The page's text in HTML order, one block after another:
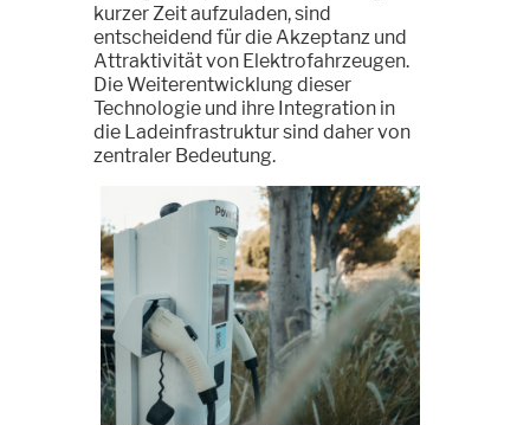
kurzer Zeit aufzuladen, sind
entscheidend für die Akzeptanz und
Attraktivität von Elektrofahrzeugen.
Die Weiterentwicklung dieser
Technologie und ihre Integration in
die Ladeinfrastruktur sind daher von
zentraler Bedeutung.